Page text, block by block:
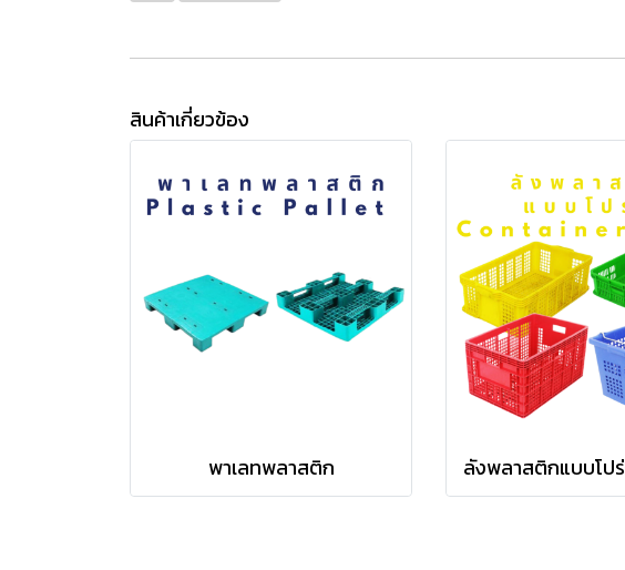
สินค้าเกี่ยวข้อง
พาเลทพลาสติก